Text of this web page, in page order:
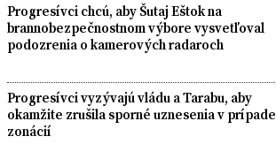
Progresívci chcú, aby Šutaj Eštok na
brannobezpečnostnom výbore vysvetľoval
podozrenia o kamerových radaroch
Progresívci vyzývajú vládu a Tarabu, aby
okamžite zrušila sporné uznesenia v prípade
zonácií